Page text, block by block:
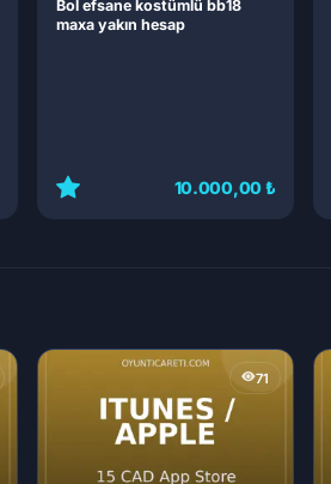
Bol efsane kostümlü bb18
maxa yakın hesap
10.000,00 ₺
71